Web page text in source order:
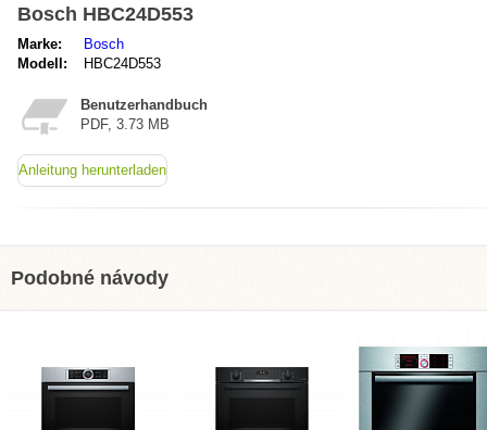
Bosch HBC24D553
Marke:
Bosch
Modell:
HBC24D553
Benutzerhandbuch
PDF, 3.73 MB
Anleitung herunterladen
Podobné návody